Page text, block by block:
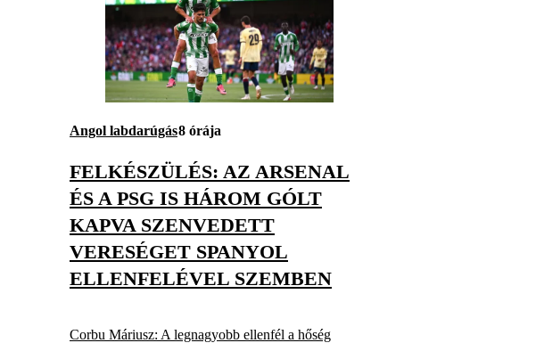
Angol labdarúgás8 órája
FELKÉSZÜLÉS: AZ ARSENAL
ÉS A PSG IS HÁROM GÓLT
KAPVA SZENVEDETT
VERESÉGET SPANYOL
ELLENFELÉVEL SZEMBEN
Corbu Máriusz: A legnagyobb ellenfél a hőség